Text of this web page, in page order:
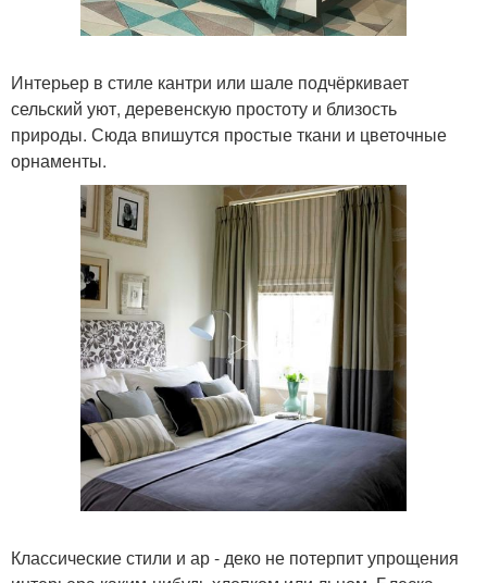
Интерьер в стиле кантри или шале подчёркивает
сельский уют, деревенскую простоту и близость
природы. Сюда впишутся простые ткани и цветочные
орнаменты.
Классические стили и ар - деко не потерпит упрощения